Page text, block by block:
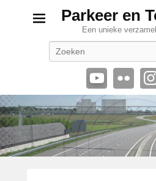
Parkeer en
Een unieke